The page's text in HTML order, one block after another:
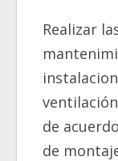
Realizar
de
de